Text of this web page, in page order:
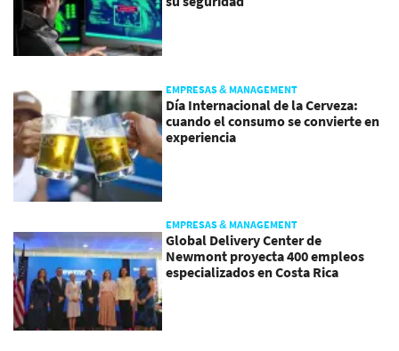
EMPRESAS & MANAGEMENT
Día Internacional de la Cerveza:
cuando el consumo se convierte en
experiencia
EMPRESAS & MANAGEMENT
Global Delivery Center de
Newmont proyecta 400 empleos
especializados en Costa Rica